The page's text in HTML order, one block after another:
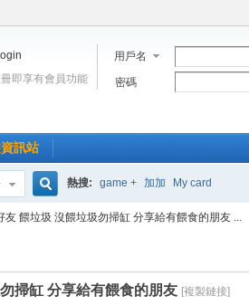
用戶名
密碼
即享有會員功能
訊站
搜
索
熱搜: game + 加加 My card
友 餵垃圾 沒餵垃圾勿掃缸 分享給有餵食的朋友 ...
掃缸 分享給有餵食的朋友 [複製鏈接]